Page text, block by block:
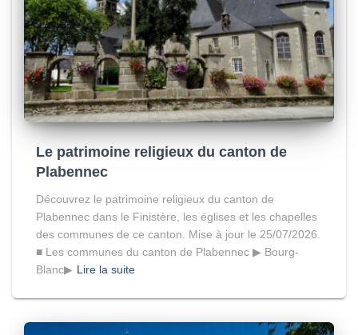
Le patrimoine religieux du canton de
Plabennec
Découvrez le patrimoine religieux du canton de
Plabennec dans le Finistère, les églises et les chapelles
des communes de ce canton. Mise à jour le 25/07/2026.
■ Les communes du canton de Plabennec ▶ Bourg-
Blanc▶ Lire la suite